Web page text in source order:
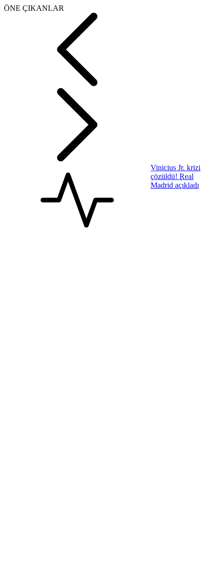
ÖNE ÇIKANLAR
Vinicius Jr. krizi
çözüldü! Real
Madrid açıkladı